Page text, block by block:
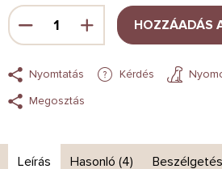
HOZZÁADÁS
Nyomtatás Kérdés
Megosztás
Leírás Hasonló (4) Beszélgetés